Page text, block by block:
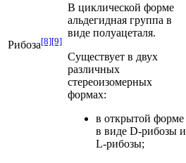
Рибоза[8][9]
В циклической форме
альдегидная группа в
виде полуацеталя.
Существует в двух
различных
стереоизомерных
формах:
в открытой форме
в виде D-рибозы и
L-рибозы;